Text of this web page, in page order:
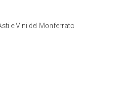
e Vini del Monferrato